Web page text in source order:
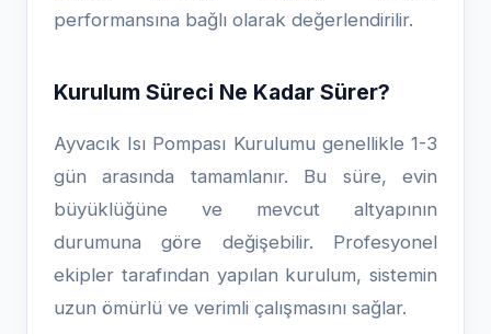
performansına bağlı olarak değerlendirilir.
Kurulum Süreci Ne Kadar Sürer?
Ayvacık Isı Pompası Kurulumu genellikle 1-3
gün arasında tamamlanır. Bu süre, evin
büyüklüğüne ve mevcut altyapının
durumuna göre değişebilir. Profesyonel
ekipler tarafından yapılan kurulum, sistemin
uzun ömürlü ve verimli çalışmasını sağlar.